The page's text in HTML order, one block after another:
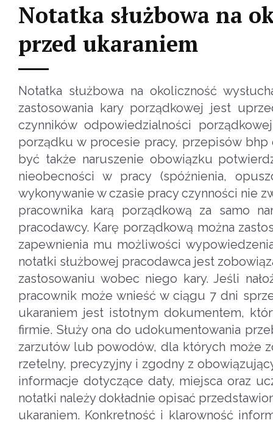
Notatka służbowa na
przed ukaraniem
Notatka służbowa na okoliczność
zastosowania kary porządkowej jest
czynników odpowiedzialności
porządku w procesie pracy, przepisów
być także naruszenie obowiązku
nieobecności w pracy (spóźnienia,
wykonywanie w czasie pracy czynności nie
pracownika karą porządkową za samo
pracodawcy. Karę porządkową można
zapewnienia mu możliwości
notatki służbowej pracodawca jest
zastosowaniu wobec niego kary. Jeśli
pracownik może wnieść w ciągu 7 dni
ukaraniem jest istotnym dokumentem,
firmie. Służy ona do udokumentowania
zarzutów lub powodów, dla których może
rzetelny, precyzyjny i zgodny z
informacje dotyczące daty, miejsca oraz
notatki należy dokładnie opisać
ukaraniem. Konkretność i klarowność